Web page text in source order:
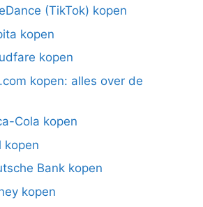
(TikTok) kopen
kopen
kopen
kopen: alles over de
Cola kopen
kopen
Bank kopen
kopen